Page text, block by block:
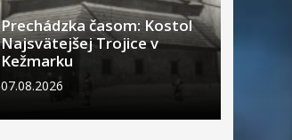
Prechádzka časom: Kostol
Najsvätejšej Trojice v
Kežmarku
07.08.2026